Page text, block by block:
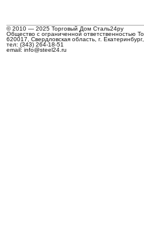
© 2010 — 2025 Торговый Дом Сталь24ру
Общество с ограниченной ответственностью
620017, Свердловская область, г.
тел: (343) 264-18-51
email: info@steel24.ru